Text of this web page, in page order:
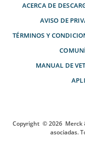
ACERCA DE
AVISO DE
TÉRMINOS Y
MANUAL DE
Copyright © 2026 Merck
asociadas.